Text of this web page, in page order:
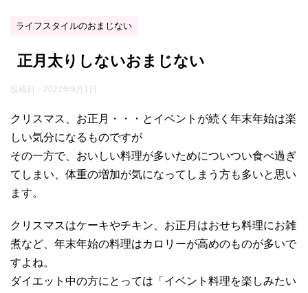
ライフスタイルのおまじない
正月太りしないおまじない
投稿日： 2022年9月1日
クリスマス、お正月・・・とイベントが続く年末年始は楽
しい気分になるものですが
その一方で、おいしい料理が多いためについつい食べ過ぎ
てしまい、体重の増加が気になってしまう方も多いと思い
ます。
クリスマスはケーキやチキン、お正月はおせち料理にお雑
煮など、年末年始の料理はカロリーが高めのものが多いで
すよね。
ダイエット中の方にとっては「イベント料理を楽しみたい